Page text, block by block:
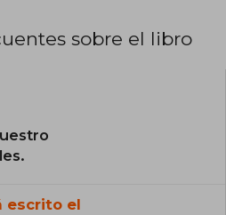
sobre el libro
escrito el